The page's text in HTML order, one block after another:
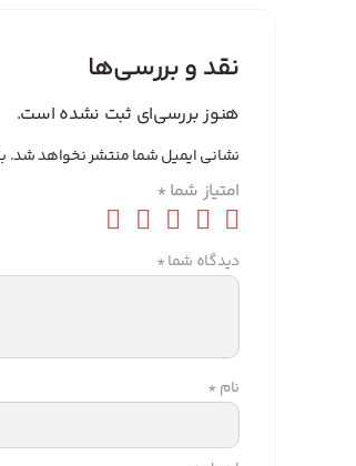
نقد و بررسی‌ها
هنوز بررسی‌ای ثبت نشده است.
نشانی ایمیل شما منتشر نخواهد شد.
امتیاز شما *
دیدگاه شما*
نام *